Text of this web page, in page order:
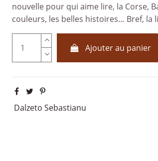
nouvelle pour qui aime lire, la Corse,
couleurs, les belles histoires… Bref, la
Ajouter au panier
Dalzeto Sebastianu